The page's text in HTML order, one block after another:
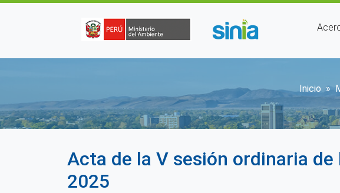
Inicio
Acta de la V sesión ordinaria
2025